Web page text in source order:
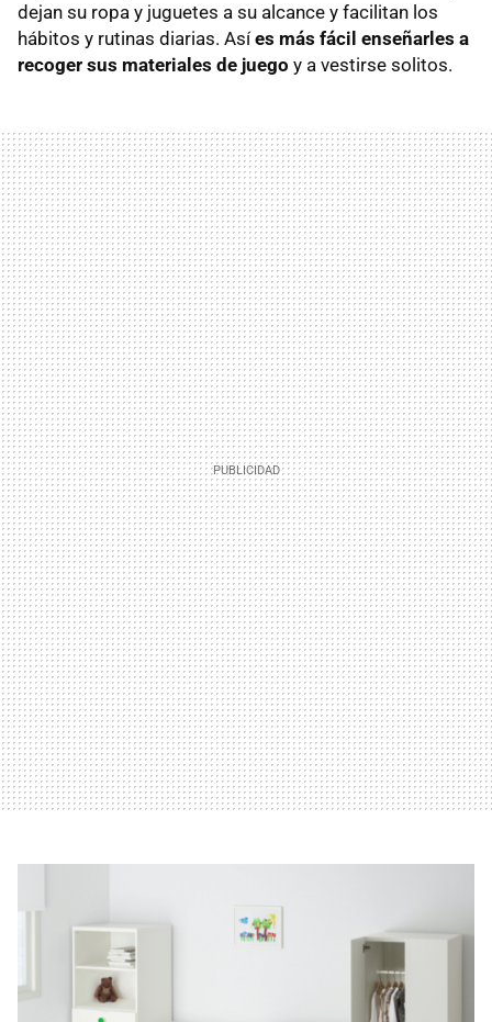
dejan su ropa y juguetes a su alcance y facilitan los
hábitos y rutinas diarias. Asíes más fácil enseñarles a
recoger sus materiales de juego y a vestirse solitos.